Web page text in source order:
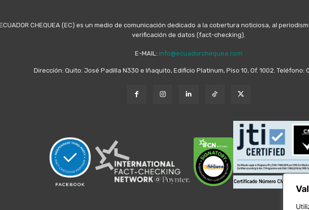
CHEQUEA (EC) es un medio de comunicación dedicado a la cobertura noticiosa, al
verificación de datos (fact-checking).
E-MAIL: info@ecuadorchequea.com
Dirección: Quito: José Padilla N330 e Iñaquito, Edificio Platinum, Piso 10, Of. 1002. Teléfono: